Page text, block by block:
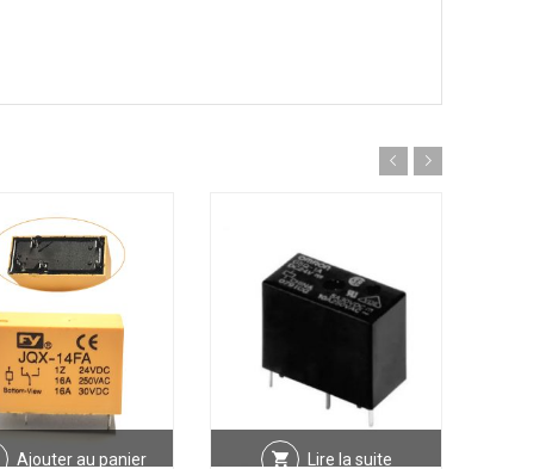
Ajouter au panier Lire la suite